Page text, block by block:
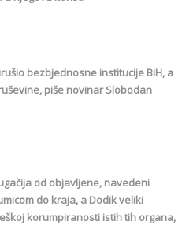
bezbjednosne institucije BiH, a
piše novinar Slobodan
od objavljene, navedeni
do kraja, a Dodik veliki
korumpiranosti istih tih organa,